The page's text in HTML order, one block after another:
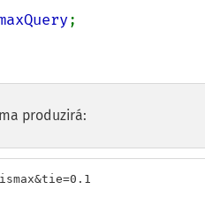
;
produzirá: